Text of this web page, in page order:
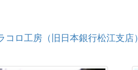
コロ工房（旧日本銀行松江支店